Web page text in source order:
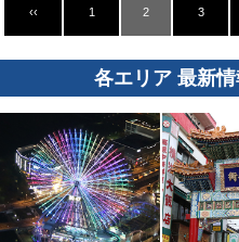
‹‹ 1 2 3
各エリア 最新